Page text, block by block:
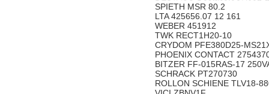
SPIETH MSR 80.2
LTA 425656.07 12 161
WEBER 451912
TWK RECT1H20-10
CRYDOM PFE380D25-
PHOENIX CONTACT
BITZER FF-015RAS-17
SCHRACK PT270730
ROLLON SCHIENE TLV18-